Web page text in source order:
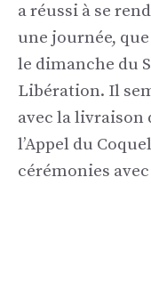
a réussi à se
une journée,
le dimanche du
Libération. Il
avec la livraison
l’Appel du
cérémonies